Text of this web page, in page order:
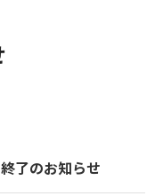
了のお知らせ